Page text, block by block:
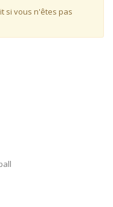
si vous n'êtes pas